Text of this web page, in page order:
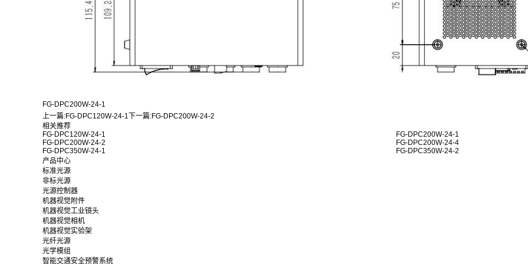
FG-DPC200W-24-1
上一篇:FG-DPC120W-24-1 下一篇:FG-DPC200W-24-2
相关推荐
FG-DPC120W-24-1
FG-DPC200W-24-1
FG-DPC200W-24-2
FG-DPC200W-24-4
FG-DPC350W-24-1
FG-DPC350W-24-2
产品中心
标准光源
非标光源
光源控制器
机器视觉附件
机器视觉工业镜头
机器视觉相机
机器视觉实验架
光纤光源
光学模组
智能交通安全预警系统